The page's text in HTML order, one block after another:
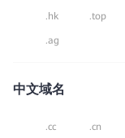
.hk .top
.ag
中文域名
.cc .cn